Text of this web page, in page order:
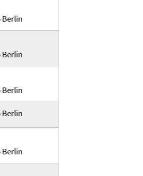
Berlin
Berlin
Berlin
Berlin
Berlin